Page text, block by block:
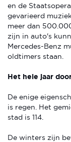
en de
gevarieerd
meer dan
zijn in auto's
Mercedes-Benz
oldtimers staan.
Het hele jaar
De enige
is regen. Het
stad is 114.
De winters zijn